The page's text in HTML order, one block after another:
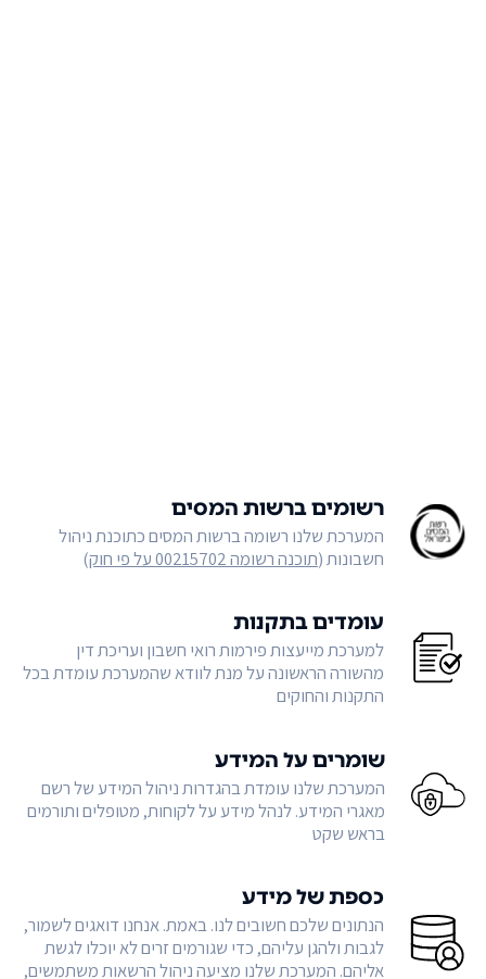
רשומים ברשות המסים
המערכת שלנו רשומה ברשות המסים כתוכנת ניהול
חשבונות (תוכנה רשומה 00215702 על פי חוק )
עומדים בתקנות
למערכת מייעצות פירמות רואי חשבון ועריכת דין
מהשורה הראשונה על מנת לוודא שהמערכת עומדת בכל
התקנות והחוקים
שומרים על המידע
המערכת שלנו עומדת בהגדרות ניהול המידע של רשם
מאגרי המידע. לנהל מידע על לקוחות, מטופלים ותורמים
בראש שקט
כספת של מידע
הנתונים שלכם חשובים לנו. באמת. אנחנו דואגים לשמור,
לגבות ולהגן עליהם, כדי שגורמים זרים לא יוכלו לגשת
אליהם. המערכת שלנו מציעה ניהול הרשאות משתמשים,